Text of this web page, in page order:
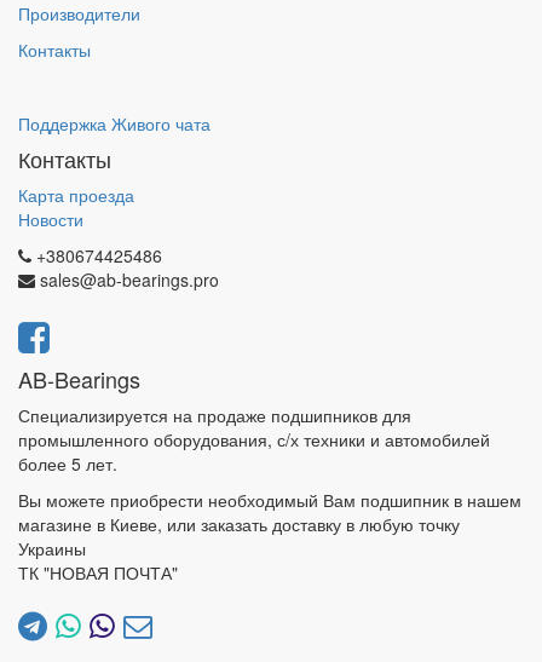
Производители
Контакты
Поддержка Живого чата
Контакты
Карта проезда
Новости
+380674425486
sales@ab-bearings.pro
AB-Bearings
Специализируется на продаже подшипников для
промышленного оборудования, с/х техники и автомобилей
более 5 лет.
Вы можете приобрести необходимый Вам подшипник в нашем
магазине в Киеве, или заказать доставку в любую точку
Украины
ТК "НОВАЯ ПОЧТА"